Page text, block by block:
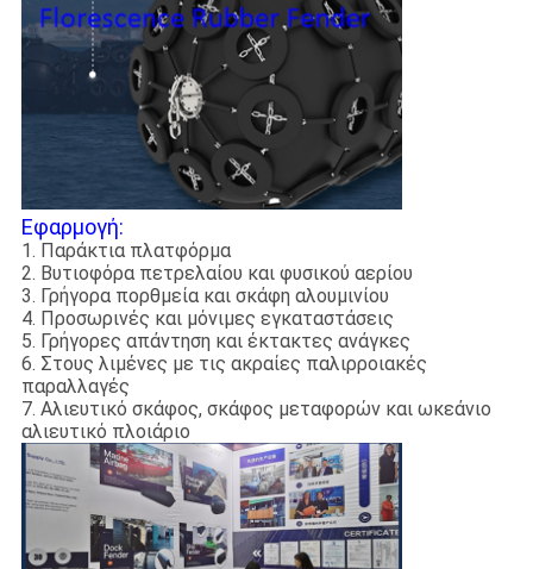
Εφαρμογή:
1. Παράκτια πλατφόρμα
2. Βυτιοφόρα πετρελαίου και φυσικού αερίου
3. Γρήγορα πορθμεία και σκάφη αλουμινίου
4. Προσωρινές και μόνιμες εγκαταστάσεις
5. Γρήγορες απάντηση και έκτακτες ανάγκες
6. Στους λιμένες με τις ακραίες παλιρροιακές
παραλλαγές
7. Αλιευτικό σκάφος, σκάφος μεταφορών και ωκεάνιο
αλιευτικό πλοιάριο